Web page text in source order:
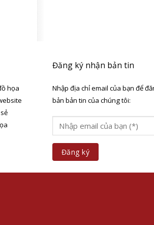
họa
Đăng ký nhận bản tin
Nhập địa chỉ email của bạn để
bản bản tin của chúng tôi: